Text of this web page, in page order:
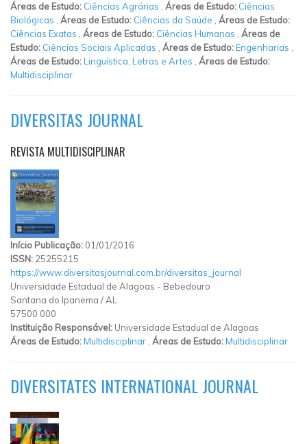
Áreas de Estudo: Ciências Agrárias Áreas de Estudo: Ciências
Biológicas
Áreas de Estudo: Ciências da Saúde
Áreas de Estudo:
Ciências Exatas
Áreas de Estudo: Ciências Humanas
Áreas de
Estudo: Ciências Sociais Aplicadas Áreas de Estudo:Engenharias
Áreas de Estudo:Linguística, Letras e Artes
Áreas de Estudo:
Multidisciplinar
DIVERSITAS JOURNAL
REVISTA MULTIDISCIPLINAR
Início Publicação: 01/01/2016
ISSN: 25255215
https://www.diversitasjournal.com.br/diversitas_journal
Universidade Estadual de Alagoas - Bebedouro
Santana do Ipanema /AL
57500 000
Instituição Responsável: Universidade Estadual de Alagoas
Áreas de Estudo:Multidisciplinar Áreas de Estudo:Multidisciplinar
DIVERSITATES INTERNATIONAL JOURNAL